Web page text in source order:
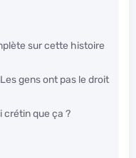
sur cette histoire
gens ont pas le droit
crétin que ça ?